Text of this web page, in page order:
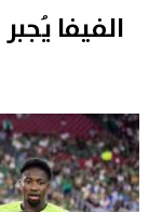
الفيفا